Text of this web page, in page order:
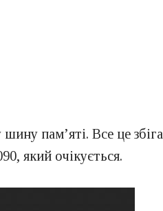
пам’яті. Все це
який очікується.